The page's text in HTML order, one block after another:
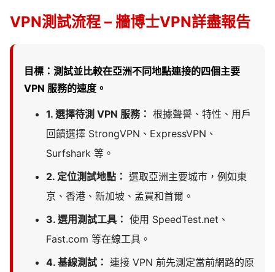
VPN測試流程 – 牆博士VPN詳盡報告
目標：測試並比較在亞洲不同地點連接的四個主要
VPN 服務的速度。
1. 選擇待測 VPN 服務： 根據聲譽、特性、用戶
回饋選擇 StrongVPN、ExpressVPN、
Surfshark 等。
2. 定位測試地點： 選取亞洲主要城市，例如東
京、香港、新加坡、孟買和首爾。
3. 選用測試工具： 使用 SpeedTest.net、
Fast.com 等在線工具。
4. 基線測試： 連接 VPN 前先測定當前網路的原